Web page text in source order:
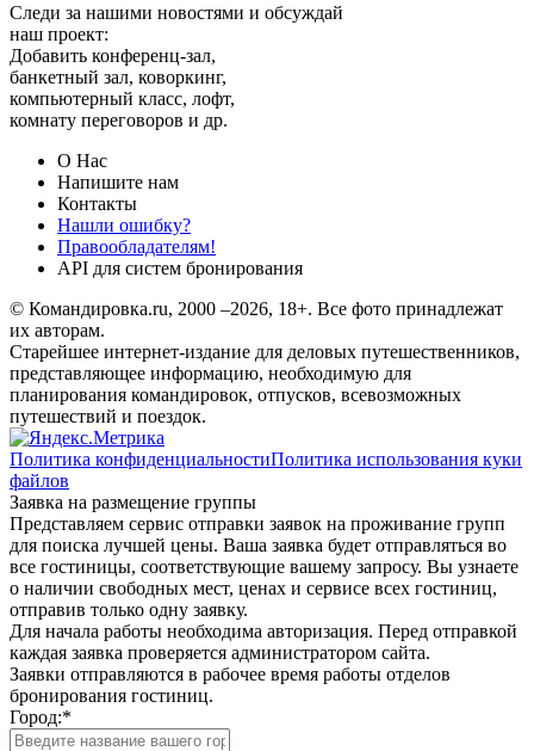
Следи за нашими новостями и обсуждай
наш проект:
Добавить конференц-зал,
банкетный зал, коворкинг,
компьютерный класс, лофт,
комнату переговоров и др.
О Нас
Напишите нам
Контакты
Нашли ошибку?
Правообладателям!
API для систем бронирования
© Командировка.ru, 2000 –2026, 18+. Все фото принадлежат
их авторам.
Старейшее интернет-издание для деловых путешественников,
представляющее информацию, необходимую для
планирования командировок, отпусков, всевозможных
путешествий и поездок.
Политика конфиденциальностиПолитика использования куки
файлов
Заявка на размещение группы
Представляем сервис отправки заявок на проживание групп
для поиска лучшей цены. Ваша заявка будет отправляться во
все гостиницы, соответствующие вашему запросу. Вы узнаете
о наличии свободных мест, ценах и сервисе всех гостиниц,
отправив только одну заявку.
Для начала работы необходима авторизация. Перед отправкой
каждая заявка проверяется администратором сайта.
Заявки отправляются в рабочее время работы отделов
бронирования гостиниц.
Город:*